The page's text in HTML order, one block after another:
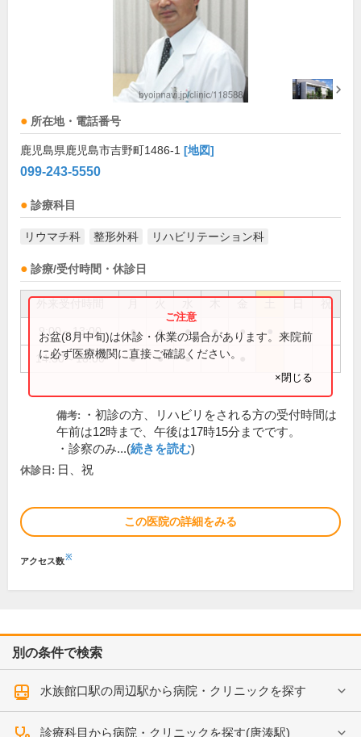
所在地・電話番号
鹿児島県鹿児島市吉野町1486-1 [地図]
099-243-5550
診療科目
リウマチ科 整形外科 リハビリテーション科
診療/受付時間・休診日
祝
9:00～13:00 ● ● ● ● ●
14:30～18:00 ● ● ●
お盆(8月中旬)は休診・休業の場合があります。来院前
に必ず医療機関に直接ご確認ください。
×閉じる
備考:
・初診の方、リハビリをされる方の受付時間は
午前は12時まで、午後は17時15分までです。
・診察のみ...(続きを読む)
休診日: 日、祝
この医院の詳細をみる
アクセス数※
別の条件で検索
水族館口駅の周辺駅から病院・クリニックを探す
診療科目から病院・クリニックを探す(唐湊駅)